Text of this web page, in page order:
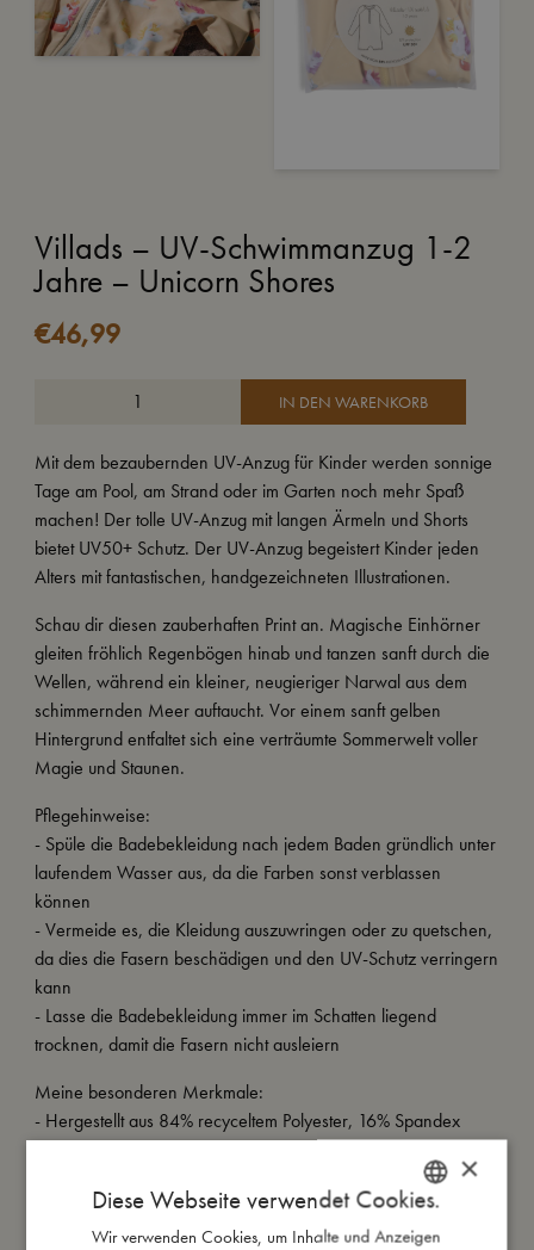
Villads – UV-Schwimmanzug 1-2
Jahre – Unicorn Shores
€46,99
IN DEN WARENKORB
Mit dem bezaubernden UV-Anzug für Kinder werden sonnige
Tage am Pool, am Strand oder im Garten noch mehr Spaß
machen! Der tolle UV-Anzug mit langen Ärmeln und Shorts
bietet UV50+ Schutz. Der UV-Anzug begeistert Kinder jeden
Alters mit fantastischen, handgezeichneten Illustrationen.
Schau dir diesen zauberhaften Print an. Magische Einhörner
gleiten fröhlich Regenbögen hinab und tanzen sanft durch die
Wellen, während ein kleiner, neugieriger Narwal aus dem
schimmernden Meer auftaucht. Vor einem sanft gelben
Hintergrund entfaltet sich eine verträumte Sommerwelt voller
Magie und Staunen.
Pflegehinweise:
- Spüle die Badebekleidung nach jedem Baden gründlich unter
laufendem Wasser aus, da die Farben sonst verblassen
können
- Vermeide es, die Kleidung auszuwringen oder zu quetschen,
da dies die Fasern beschädigen und den UV-Schutz verringern
kann
- Lasse die Badebekleidung immer im Schatten liegend
trocknen, damit die Fasern nicht ausleiern
Meine besonderen Merkmale:
- Hergestellt aus 84% recyceltem Polyester, 16% Spandex
- Kann bei 30 Grad im Schonwaschgang in der Maschine
gewaschen werden
- Erhältlich in zwei Größen: 80-92 (1-2 Jahre) und 98-104
DANISH
×
Diese Webseite verwendet Cookies.
Wir verwenden Cookies, um Inhalte und Anzeigen